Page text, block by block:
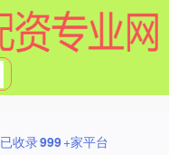
已收录999+家平台